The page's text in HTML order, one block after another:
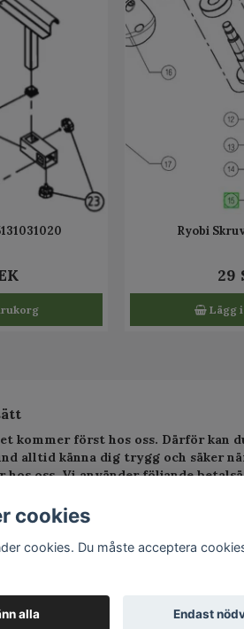
Ryobi
29
Lägg
kommer först hos oss. Därför kan
alltid känna dig trygg och säker
hos oss. Vi använder följande
cookies
cookies. Du måste acceptera
alla Endast